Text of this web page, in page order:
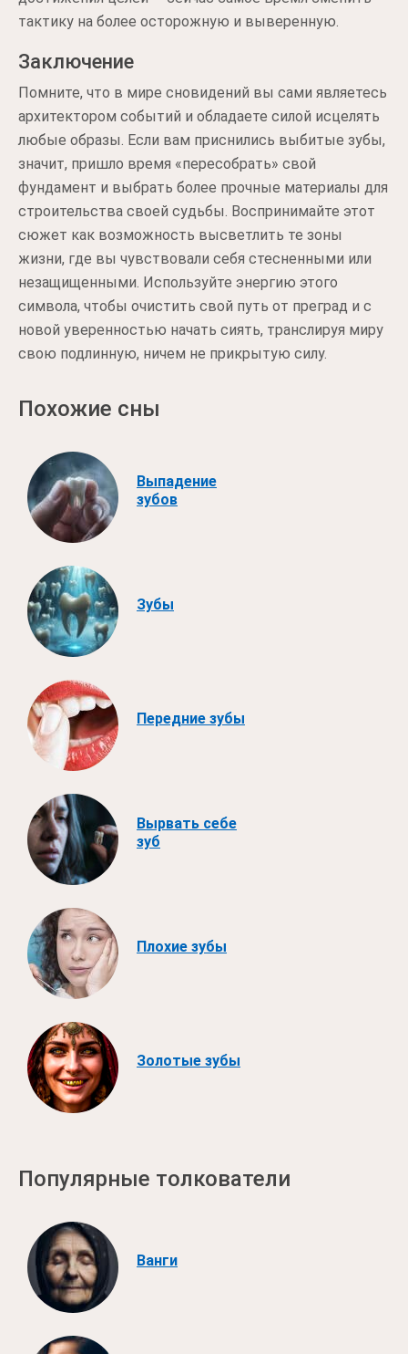
тактику на более осторожную и выверенную.
Заключение
Помните, что в мире сновидений вы сами являетесь
архитектором событий и обладаете силой исцелять
любые образы. Если вам приснились выбитые зубы,
значит, пришло время «пересобрать» свой
фундамент и выбрать более прочные материалы для
строительства своей судьбы. Воспринимайте этот
сюжет как возможность высветлить те зоны
жизни, где вы чувствовали себя стесненными или
незащищенными. Используйте энергию этого
символа, чтобы очистить свой путь от преград и с
новой уверенностью начать сиять, транслируя миру
свою подлинную, ничем не прикрытую силу.
Похожие сны
Выпадение
зубов
Зубы
Передние зубы
Вырвать себе
зуб
Плохие зубы
Золотые зубы
Популярные толкователи
Ванги